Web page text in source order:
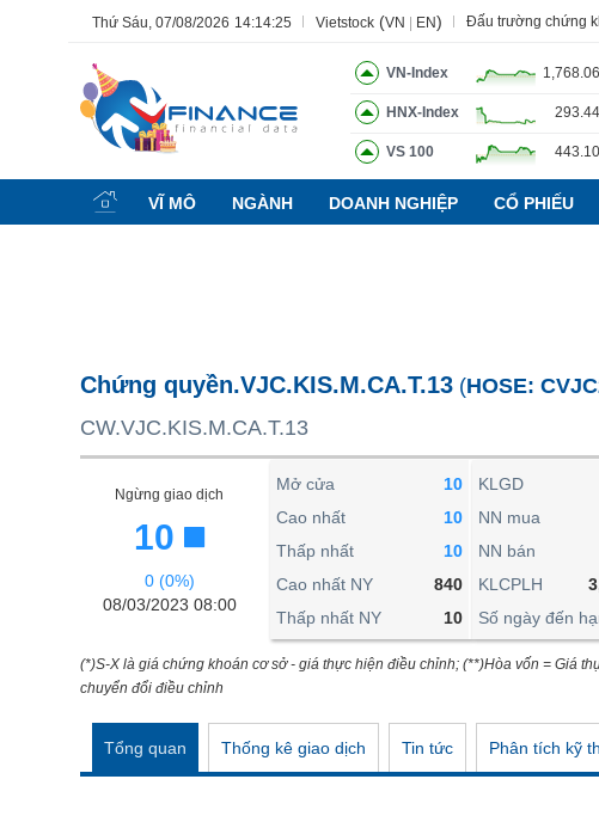
Thứ Sáu, 07/08/2026 14:14:26 Vietstock (VN EN) Đấu trường chứng
VN-Index 1,768.06
HNX-Index 293.44
VS 100 443.10
VĨ MÔ NGÀNH DOANH NGHIỆP CỔ PHIẾU
Chứng quyền.VJC.KIS.M.CA.T.13 (HOSE:
CW.VJC.KIS.M.CA.T.13
Ngừng giao dịch
10
0 (0%)
08/03/2023 08:00
Mở cửa
10
Cao nhất
10
Thấp nhất
10
Cao nhất NY
840
Thấp nhất NY
10
KLGD
NN mua
NN bán
KLCPLH
Số ngày đến
(*)S-X là giá chứng khoán cơ sở - giá thực hiện điều chỉnh; (**)Hòa vốn = Giá
chuyển đổi điều chỉnh
Tổng quan Thống kê giao dịch Tin tức Phân tích kỹ
Tính năng Ngành Mã chứng khoán Lãnh đạo
BẤT ĐỘNG SẢN
TÀI CHÍNH
KINH TẾ
THẾ GIỚI
ĐÔNG DƯƠNG
PHÂN TÍCH
VS-SECTOR